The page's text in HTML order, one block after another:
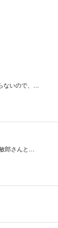
ないので、…
郎さんと…